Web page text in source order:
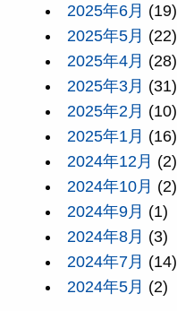
2025年6月 (19)
2025年5月 (22)
2025年4月 (28)
2025年3月 (31)
2025年2月 (10)
2025年1月 (16)
2024年12月 (2)
2024年10月 (2)
2024年9月 (1)
2024年8月 (3)
2024年7月 (14)
2024年5月 (2)